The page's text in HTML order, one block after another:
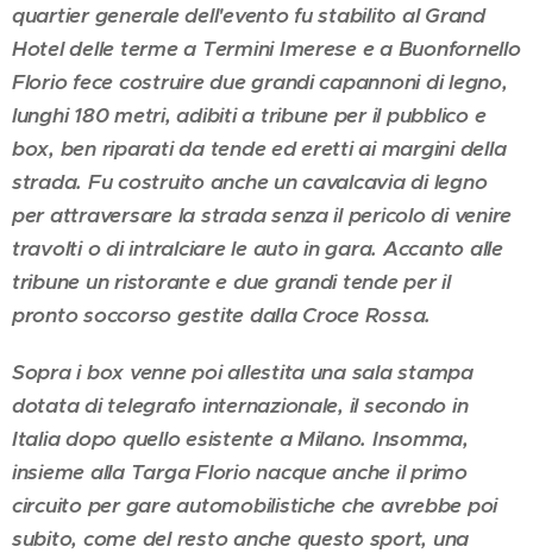
quartier generale dell'evento fu stabilito al Grand
Hotel delle terme a Termini Imerese e a Buonfornello
Florio fece costruire due grandi capannoni di legno,
lunghi 180 metri, adibiti a tribune per il pubblico e
box, ben riparati da tende ed eretti ai margini della
strada. Fu costruito anche un cavalcavia di legno
per attraversare la strada senza il pericolo di venire
travolti o di intralciare le auto in gara. Accanto alle
tribune un ristorante e due grandi tende per il
pronto soccorso gestite dalla Croce Rossa.
Sopra i box venne poi allestita una sala stampa
dotata di telegrafo internazionale, il secondo in
Italia dopo quello esistente a Milano. Insomma,
insieme alla Targa Florio nacque anche il primo
circuito per gare automobilistiche che avrebbe poi
subito, come del resto anche questo sport, una